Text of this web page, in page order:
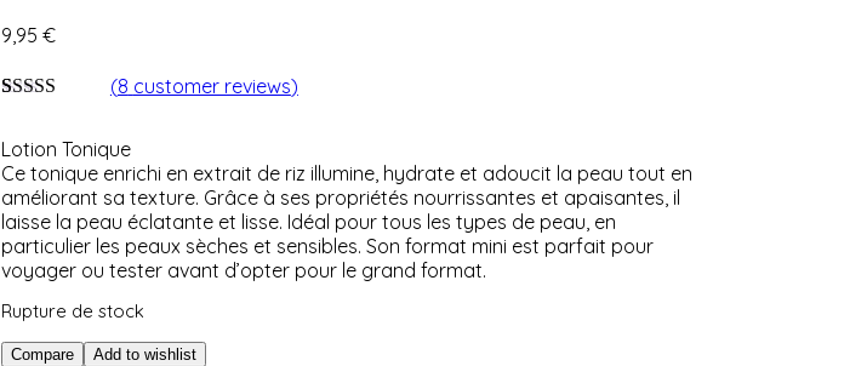
9,95 €
surnotations
client
(8 customer reviews)
Lotion Tonique
Ce tonique enrichi en extrait de riz illumine, hydrate et adoucit la peau tout en
améliorant sa texture. Grâce à ses propriétés nourrissantes et apaisantes, il
laisse la peau éclatante et lisse. Idéal pour tous les types de peau, en
particulier les peaux sèches et sensibles. Son format mini est parfait pour
voyager ou tester avant d’opter pour le grand format.
Rupture de stock
Compare Add to wishlist